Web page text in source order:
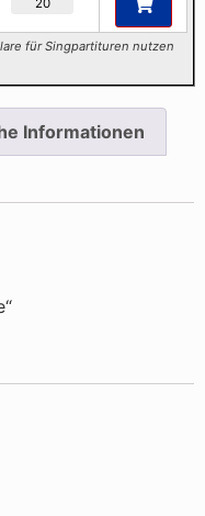
für Singpartituren nutzen
Informationen